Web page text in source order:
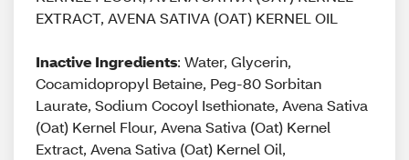
EXTRACT, AVENA SATIVA (OAT) KERNEL OIL
Inactive Ingredients: Water, Glycerin,
Cocamidopropyl Betaine, Peg-80 Sorbitan
Laurate, Sodium Cocoyl Isethionate, Avena Sativa
(Oat) Kernel Flour, Avena Sativa (Oat) Kernel
Extract, Avena Sativa (Oat) Kernel Oil,